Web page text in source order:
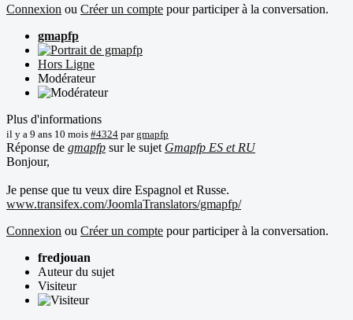
Connexion ou Créer un compte pour participer à la conversation.
gmapfp
Hors Ligne
Modérateur
Plus d'informations
il y a 9 ans 10 mois #4324 pargmapfp
Réponse de gmapfp sur le sujet Gmapfp ES et RU
Bonjour,
Je pense que tu veux dire Espagnol et Russe.
www.transifex.com/JoomlaTranslators/gmapfp/
Connexion ou Créer un compte pour participer à la conversation.
fredjouan
Auteur du sujet
Visiteur